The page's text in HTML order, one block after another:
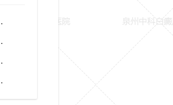
癜风光疗期间防护疑问
梳理白斑波动多重因素
白癜风患者规避皮肤损伤
风医院提供专业诊疗参考